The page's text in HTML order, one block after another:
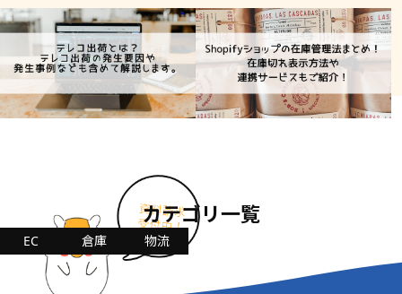
テレコ出荷とは？テレコ出荷の発生
要因や発生事例なども含めて解説し
ます。
2023.10.06 配送
「BOPIS」が近年注目される理由
は？コロナ禍での消費者ニーズを踏
まえて、メリットや事例をご紹介し
2023.10.06
カテゴリ一覧
EC 倉庫 物流